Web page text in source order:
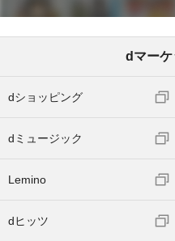
dマー
dショッピング
dミュージック
Lemino
dヒッツ